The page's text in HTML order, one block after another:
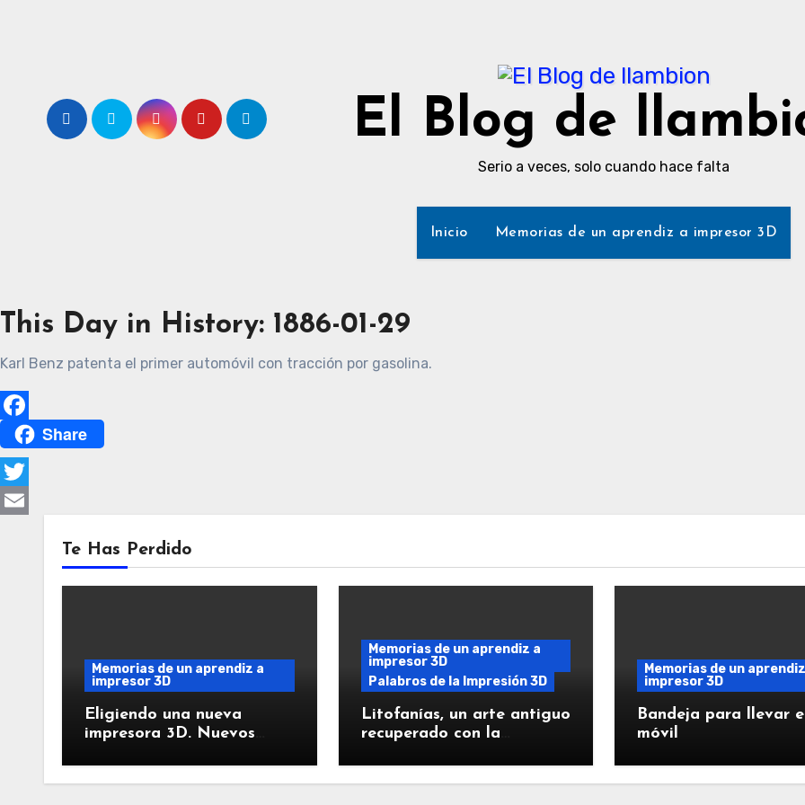
El Blog de
Serio a veces, solo cuando hace falta
Inicio Memorias de un aprendiz a impresor 3D
This Day in History: 1886-01-29
Karl Benz patenta el primer automóvil con tracción por gasolina.
FacebookShare
Twitter
Te Has Perdido
Memorias de un aprendiz a
impresor 3D
Eligiendo una nueva
impresora 3D. Nuevos
Memorias de un aprendiz a
impresor 3D
Palabros de la Impresión 3D
Litofanías, un arte antiguo
recuperado con la
Memorias de un
impresor 3D
Bandeja para llevar
móvil